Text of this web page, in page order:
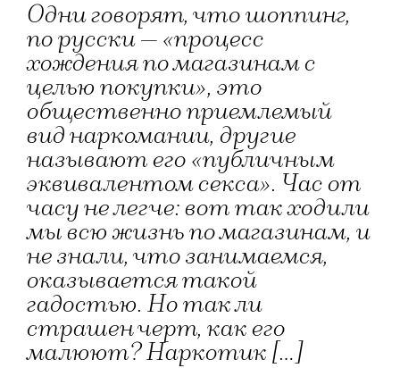
Одни говорят, что шоппинг,
по русски — «процесс
хождения по магазинам с
целью покупки», это
общественно приемлемый
вид наркомании, другие
называют его «публичным
эквивалентом секса». Час от
часу не легче: вот так ходили
мы всю жизнь по магазинам, и
не знали, что занимаемся,
оказывается такой
гадостью. Но так ли
страшен черт, как его
малюют? Наркотик […]